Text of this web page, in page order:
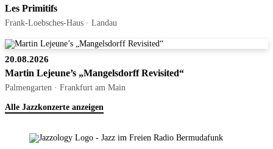
Les Primitifs
Frank-Loebsches-Haus · Landau
20.08.2026
Martin Lejeune’s „Mangelsdorff Revisited“
Palmengarten · Frankfurt am Main
Alle Jazzkonzerte anzeigen